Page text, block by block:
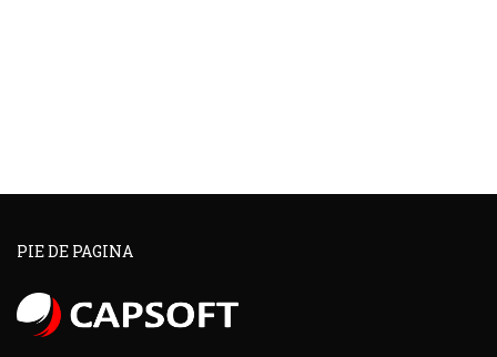
PIE DE PAGINA